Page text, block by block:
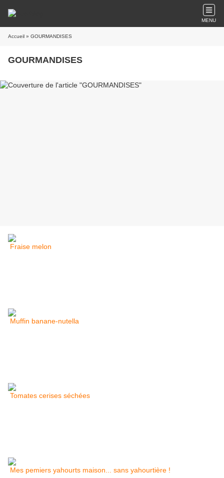
MENU
Accueil » GOURMANDISES
GOURMANDISES
Fraise melon
Muffin banane-nutella
Tomates cerises séchées
Mes pemiers yahourts maison... sans yahourtière !